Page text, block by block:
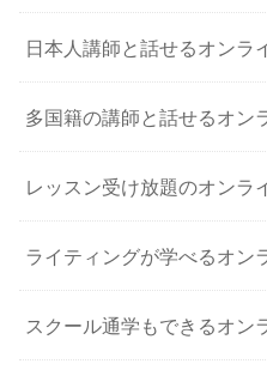
日本人講師と話せるオンラ
多国籍の講師と話せるオン
レッスン受け放題のオンラ
ライティングが学べるオン
スクール通学もできるオン